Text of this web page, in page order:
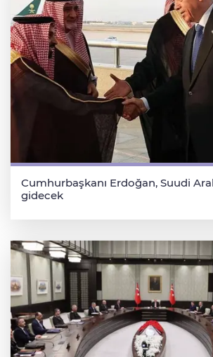
Cumhurbaşkanı Erdoğan, Suudi
gidecek